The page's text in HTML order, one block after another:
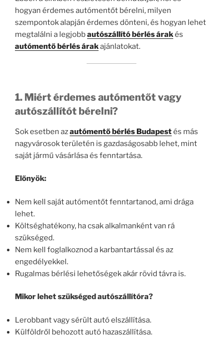
hogyan érdemes autómentőt bérelni, milyen
szempontok alapján érdemes dönteni, és hogyan lehet
megtalálni a legjobbautószállító bérlés árakés
autómentő bérlés árakajánlatokat.
1. Miért érdemes autómentőt vagy
autószállítót bérelni?
Sok esetben azautómentő bérlés Budapestés más
nagyvárosok területén is gazdaságosabb lehet, mint
saját jármű vásárlása és fenntartása.
Előnyök:
Nem kell saját autómentőt fenntartanod, ami drága
lehet.
Költséghatékony, ha csak alkalmanként van rá
szükséged.
Nem kell foglalkoznod a karbantartással és az
engedélyekkel.
Rugalmas bérlési lehetőségek akár rövid távra is.
Mikor lehet szükséged autószállítóra?
Lerobbant vagy sérült autó elszállítása.
Külföldről behozott autó hazaszállítása.